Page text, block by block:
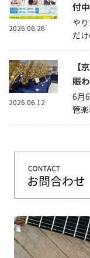
付
や
だ
2026.06.26
【
賑
6月
管
2026.06.12